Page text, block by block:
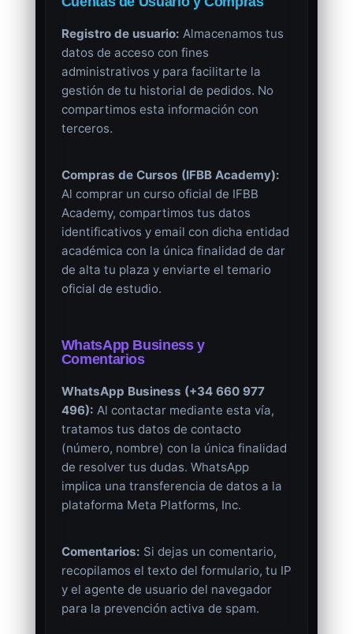
Registro de usuario: Almacenamos tus
datos de acceso con fines
administrativos y para facilitarte la
gestión de tu historial de pedidos. No
compartimos esta información con
terceros.
Compras de Cursos (IFBB Academy):
Al comprar un curso oficial de IFBB
Academy, compartimos tus datos
identificativos y email con dicha entidad
académica con la única finalidad de dar
de alta tu plaza y enviarte el temario
oficial de estudio.
WhatsApp Business y
Comentarios
WhatsApp Business (+34 660 977
496): Al contactar mediante esta vía,
tratamos tus datos de contacto
(número, nombre) con la única finalidad
de resolver tus dudas. WhatsApp
implica una transferencia de datos a la
plataforma Meta Platforms, Inc.
Comentarios: Si dejas un comentario,
recopilamos el texto del formulario, tu IP
y el agente de usuario del navegador
para la prevención activa de spam.